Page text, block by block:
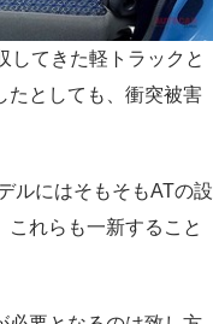
してきた軽トラックと
たとしても、衝突被害
ルにはそもそもATの設
れらも一新すること